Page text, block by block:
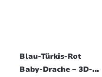
Blau-Türkis-Rot
Baby-Drache – 3D-